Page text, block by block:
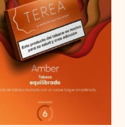
Amber
cantidad